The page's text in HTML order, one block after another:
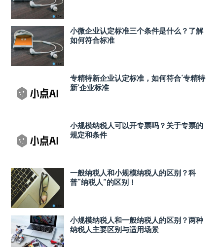
小微企业认定标准三个条件是什么？了解
如何符合标准
专精特新企业认定标准，如何符合‘专精特
新’企业标准
小规模纳税人可以开专票吗？关于专票的
规定和条件
一般纳税人和小规模纳税人的区别？科
普“纳税人”的区别！
小规模纳税人和一般纳税人的区别？两种
纳税人主要区别与适用场景